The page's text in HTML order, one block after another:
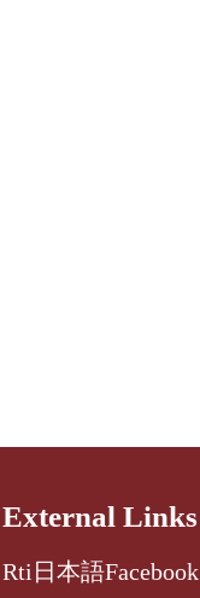
External Links
Rti日本語Facebook